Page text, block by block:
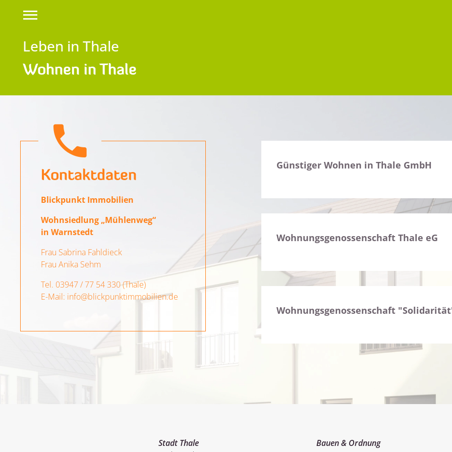
Leben in Thale
Wohnen in Thale
Kontaktdaten
Blickpunkt Immobilien
Wohnsiedlung „Mühlenweg“
in Warnstedt
Frau Sabrina Fahldieck
Frau Anika Sehm
Tel. 03947 / 77 54 330 (Thale)
E-Mail: info@blickpunktimmobilien.de
Günstiger Wohnen in Thale GmbH
Wohnungsgenossenschaft Thale eG
Wohnungsgenossenschaft
Stadt Thale
Bauen & Ordnung